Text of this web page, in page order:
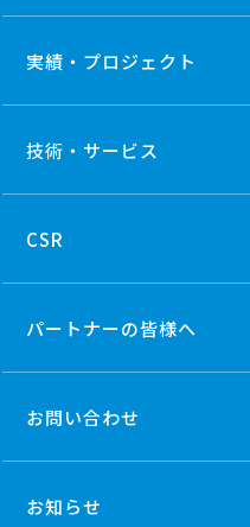
実績・プロジェクト
技術・ サービス
CSR
パートナーの皆様へ
お問い合わせ
お知らせ